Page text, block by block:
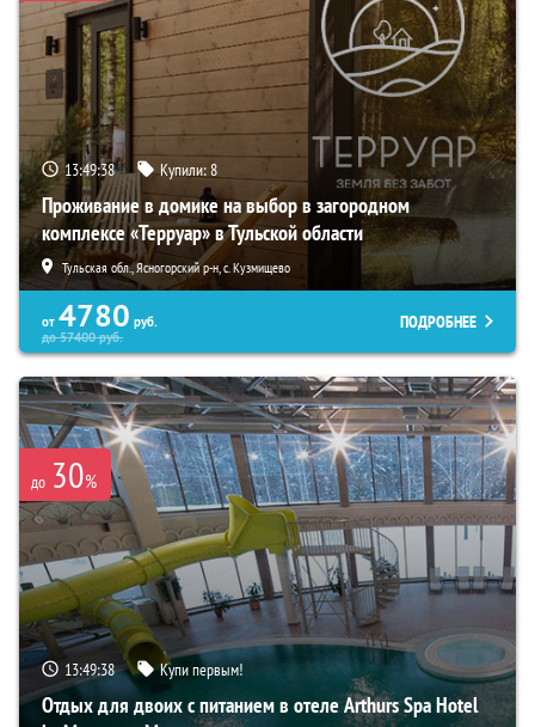
13:49:37 Купили:8
Проживание в домике на выбор в загородном
комплексе «Терруар» в Тульской области
Тульская обл., Ясногорский р-н, с. Кузмищево
от 4780 руб.
до57400руб.
ПОДРОБНЕЕ
до 30%
13:49:37 Купи первым!
Отдых для двоих с питанием в отеле Arthurs Spa Hotel